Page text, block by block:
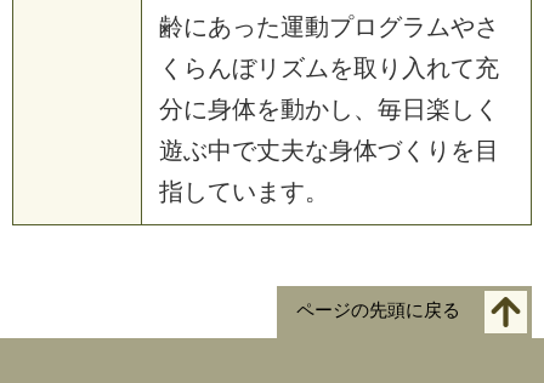
齢にあった運動プログラムやさ
くらんぼリズムを取り入れて充
分に身体を動かし、毎日楽しく
遊ぶ中で丈夫な身体づくりを目
指しています。
ページの先頭に戻る